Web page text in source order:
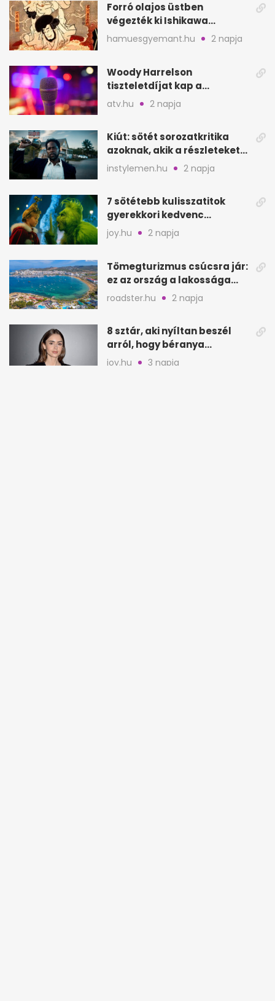
Forró olajos üstben
végezték ki Ishikawa
Goemont, Japán Robin
Hoodját
hamuesgyemant.hu 2 napja
Woody Harrelson
tiszteletdíjat kap a
Szarajevói Filmfesztiválon
atv.hu 2 napja
Kiút: sötét sorozatkritika
azoknak, akik a részleteket
keresik
instylemen.hu 2 napja
7 sötétebb kulisszatitok
gyerekkori kedvenc
filmjeinkről a Joy szerint
joy.hu 2 napja
Tömegturizmus csúcsra jár:
ez az ország a lakossága
kétszeresét fogadja
roadster.hu 2 napja
8 sztár, aki nyíltan beszél
arról, hogy béranya
segítette a családalapítást
joy.hu 3 napja